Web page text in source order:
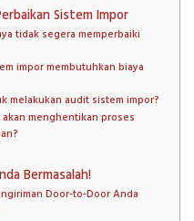
Sistem Impor
tidak segera memperbaiki
impor membutuhkan biaya
melakukan audit sistem impor?
menghentikan proses
Bermasalah!
Door-to-Door Anda